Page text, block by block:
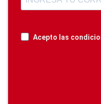
Acepto las